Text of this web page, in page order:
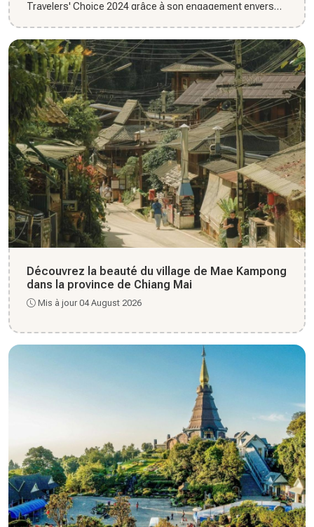
Travelers' Choice 2024 grâce à son engagement envers
Découvrez la beauté du village de Mae Kampong
dans la province de Chiang Mai
Mis à jour 04 August 2026